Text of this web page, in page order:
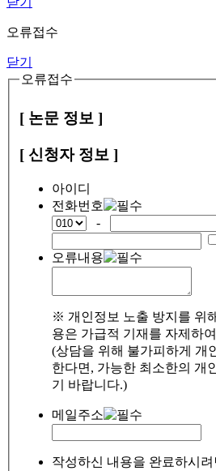
오류접수
닫기
오류접수
[ 논문 정보 ]
[ 신청자 정보 ]
아이디
전화번호
-
오류내용
※ 개인정보 노출 방지를 위
용은 가급적 기재를 자제하
(상담을 위해 불가피하게 개
한다면, 가능한 최소한의 개
기 바랍니다.)
메일주소
작성하신 내용을 완료하시